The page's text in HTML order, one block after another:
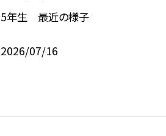
5年生 最近の様子
2026/07/16